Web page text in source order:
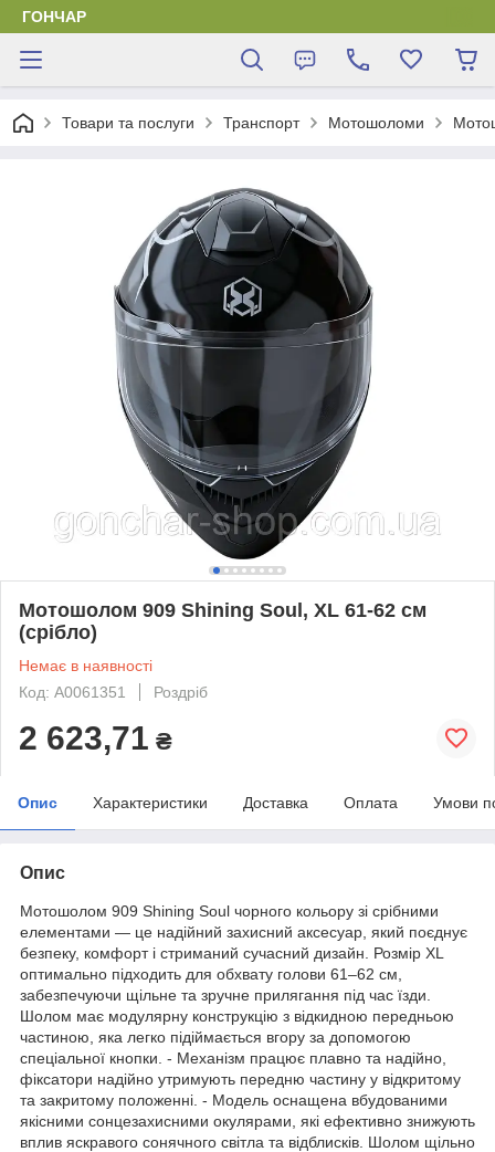
ГОНЧАР
Товари та послуги Транспорт Мотошоломи
Мотошолом 909 Shining Soul, ХL 61-62 см
(срібло)
Немає в наявності
Код: А0061351
Роздріб
2 623,71 ₴
Опис Характеристики Доставка Оплата Умови
Опис
Мотошолом 909 Shining Soul чорного кольору зі срібними
елементами — це надійний захисний аксесуар, який поєднує
безпеку, комфорт і стриманий сучасний дизайн. Розмір XL
оптимально підходить для обхвату голови 61–62 см,
забезпечуючи щільне та зручне прилягання під час їзди.
Шолом має модулярну конструкцію з відкидною передньою
частиною, яка легко підіймається вгору за допомогою
спеціальної кнопки. - Механізм працює плавно та надійно,
фіксатори надійно утримують передню частину у відкритому
та закритому положенні. - Модель оснащена вбудованими
якісними сонцезахисними окулярами, які ефективно знижують
вплив яскравого сонячного світла та відблисків. Шолом щільно